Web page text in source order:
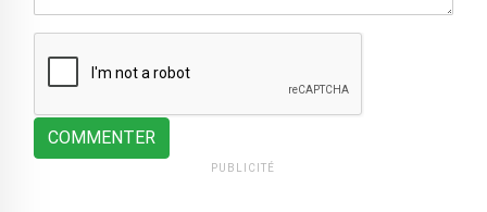
COMMENTER
PUBLICITÉ